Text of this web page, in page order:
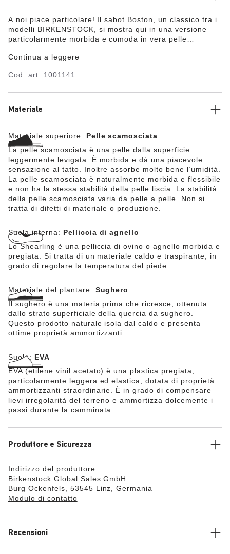
A noi piace particolare! Il sabot Boston, un classico tra i
modelli BIRKENSTOCK, si mostra qui in una versione
particolarmente morbida e comoda in vera pelle
pelliccia naturale di agnello presente nel sottopiede e
per le serate invernali al calduccio davanti al camino!
Continua a leggere
Cod. art. 1001141
Materiale
Materiale superiore: Pelle scamosciata
La pelle scamosciata è una pelle dalla superficie
leggermente levigata. È morbida e dà una piacevole
sensazione al tatto. Inoltre assorbe molto bene l’umidità.
La pelle scamosciata è naturalmente morbida e flessibile
e non ha la stessa stabilità della pelle liscia. La stabilità
della pelle scamosciata varia da pelle a pelle. Non si
tratta di difetti di materiale o produzione.
Suola interna: Pelliccia di agnello
Lo Shearling è una pelliccia di ovino o agnello morbida e
pregiata. Si tratta di un materiale caldo e traspirante, in
grado di regolare la temperatura del piede
Materiale del plantare: Sughero
Il sughero è una materia prima che ricresce, ottenuta
dallo strato superficiale della quercia da sughero.
Questo prodotto naturale isola dal caldo e presenta
ottime proprietà ammortizzanti.
Suola: EVA
EVA (etilene vinil acetato) è una plastica pregiata,
particolarmente leggera ed elastica, dotata di proprietà
ammortizzanti straordinarie. È in grado di compensare
lievi irregolarità del terreno e ammortizza dolcemente i
passi durante la camminata.
Produttore e Sicurezza
Indirizzo del produttore:
Birkenstock Global Sales GmbH
Burg Ockenfels, 53545 Linz, Germania
Modulo di contatto
Recensioni